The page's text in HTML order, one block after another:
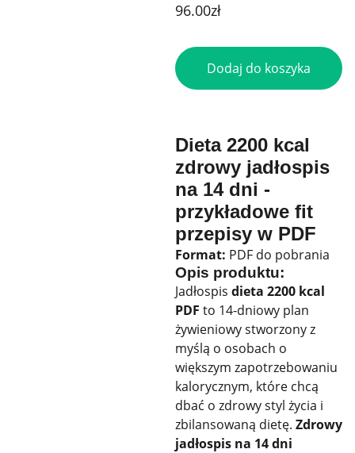
96.00zł
Dodaj do koszyka
Dieta 2200 kcal
zdrowy jadłospis
na 14 dni -
przykładowe fit
przepisy w PDF
Format: PDF do pobrania
Opis produktu:
Jadłospis dieta 2200 kcal
PDF to 14-dniowy plan
żywieniowy stworzony z
myślą o osobach o
większym zapotrzebowaniu
kalorycznym, które chcą
dbać o zdrowy styl życia i
zbilansowaną dietę. Zdrowy
jadłospis na 14 dni